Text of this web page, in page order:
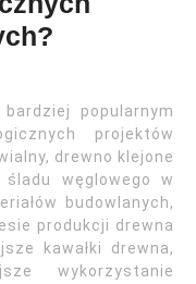
popularnym
projektów
drewno klejone
węglowego w
budowlanych,
produkcji drewna
kawałki drewna,
wykorzystanie